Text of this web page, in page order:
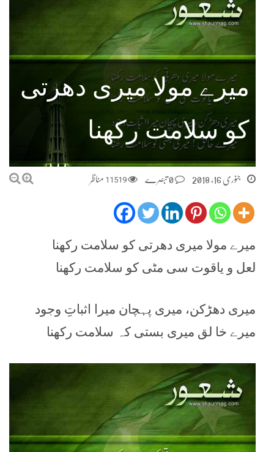
میرے مولا میری دھرتی
کو سلامت رکھنا
جنوری 16, 2018 11519 مناظر
میرے مولا میری دھرتی کو سلامت رکھنا
لعل و یاقوت سی مٹی کو سلامت رکھنا
میری دھڑکن، میری پہچان میرا اثباتِ وجود
میرے خا لق میری بستی کہ سلامت رکھنا